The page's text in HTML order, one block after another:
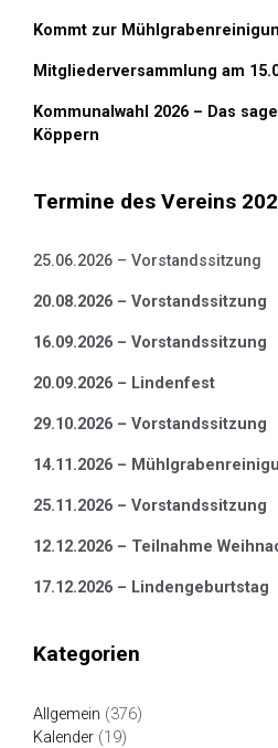
Kommt zur
Mitgliederversammlung am
Kommunalwahl 2026 – Das
Köppern
Termine des Vereins
25.06.2026 – Vorstandssitzung
20.08.2026 – Vorstandssitzung
16.09.2026 – Vorstandssitzung
20.09.2026 – Lindenfest
29.10.2026 – Vorstandssitzung
14.11.2026 –
25.11.2026 – Vorstandssitzung
12.12.2026 – Teilnahme
17.12.2026 – Lindengeburtstag
Kategorien
Allgemein (376)
Kalender (19)